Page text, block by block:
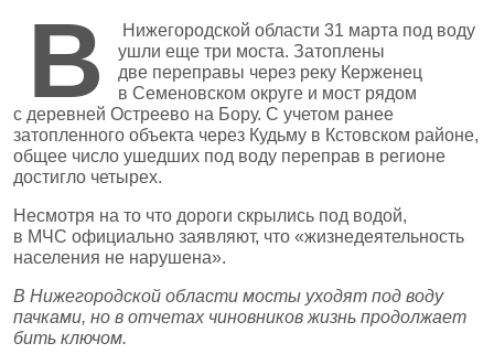
В
Нижегородской области 31 марта под воду
ушли еще три моста. Затоплены
две переправы через реку Керженец
в Семеновском округе и мост рядом
с деревней Остреево на Бору. С учетом ранее
затопленного объекта через Кудьму в Кстовском районе,
общее число ушедших под воду переправ в регионе
достигло четырех.
Несмотря на то что дороги скрылись под водой,
в МЧС официально заявляют, что «жизнедеятельность
населения не нарушена».
В Нижегородской области мосты уходят под воду
пачками, но в отчетах чиновников жизнь продолжает
бить ключом.